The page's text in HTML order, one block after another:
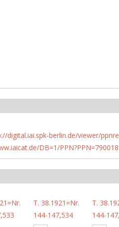
digital.iai.spk-berlin.de/viewer/
DB=1/
T. 38.1921=Nr.
144-147,534
T.
144-